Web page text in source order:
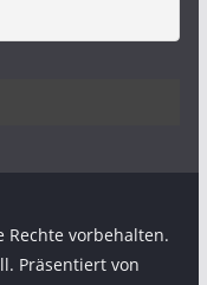
Rechte vorbehalten.
Präsentiert von